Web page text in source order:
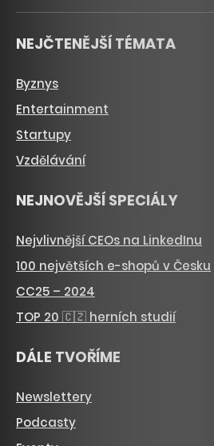
NEJČTENĚJŠÍ TÉMATA
Byznys
Entertainment
Startupy
Vzdělávání
NEJNOVĚJŠÍ SPECIÁLY
Nejvlivnější CEOs na LinkedInu
100 největších e-shopů v Česku
CC25 – 2024
TOP 20 🇨🇿 herních studií
DÁLE TVOŘÍME
Newslettery
Podcasty